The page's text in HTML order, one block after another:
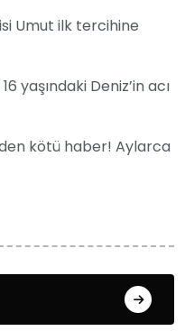
Umut ilk tercihine
yaşındaki Deniz’in acı
kötü haber! Aylarca